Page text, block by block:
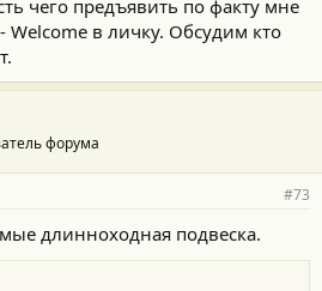
чего предъявить по факту мне
в личку. Обсудим кто
форума
#73
длинноходная подвеска.